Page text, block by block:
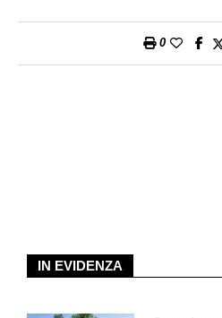
portare alle elezioni anticipate.
venivano privilegiati, come per
0
IN EVIDENZA